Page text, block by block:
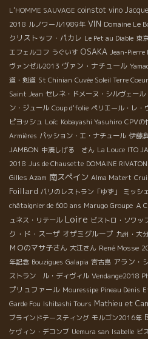
L’HOMME SAUVAGE coinstot vino
2018 ルノワール1989年 VIN Domaine Le
クリストッフ・パカレ Le Pet au Diable 東
エフェルコフ うぐいす OSAKA Jean-Pierre
ヴァンゼル2013 ヴァン・ナチュール
道・剣道 St Chinian Cuvée Soleil Terre Coeur
Saint Jean セレネ・ドメーヌ・シルヴェー
ン・ジュール Coup d'folie ペリエール・レ・
ピヨッシュ Loïc Kobayashi Yasuhiro CPVの
Armières パッション・エ・ナチュール 伊藤
JAMBON 中湊しげる さん La Louce ITO
2018 Jus de Chausette DOMAINE RIVATON
Gilles Azam 南スペイン Alma Matert
Foillard パリのレストラン「ゆず」 ミッシ
châtaignier de 600 ans Marugo Groupe Ａ
ュネス・リテール Loire ビストロ・ソワッ
ク・ド・スーザ オザミグループ 九州・大
ＭＯのマサ子さん 大江さん René Mosse
年記念 Bouzigues Galapia 宮古島 アラン・
ストラン ル・ディヴィル Vendange2018
プリュファール Mouressipe Pineau Denis
Garde Fou Ishibashi Tours Mathieu et
ブラインドテースティング モルゴン2016年
ケヴィン・デコンブ Uemura san Isabelle ビ